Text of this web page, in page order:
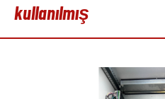
kullanılmış